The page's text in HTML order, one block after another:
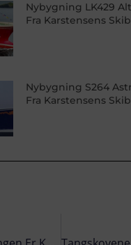
Nybygning LK429
Fra Karstensens
Nybygning S264
Fra Karstensens